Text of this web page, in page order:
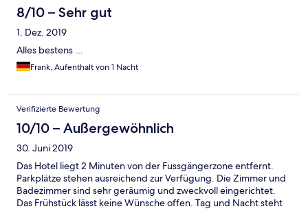
8/10 – Sehr gut
1. Dez. 2019
Alles bestens ...
Frank, Aufenthalt von 1 Nacht
Verifizierte Bewertung
10/10 – Außergewöhnlich
30. Juni 2019
Das Hotel liegt 2 Minuten von der Fussgängerzone entfernt.
Parkplätze stehen ausreichend zur Verfügung. Die Zimmer und
Badezimmer sind sehr geräumig und zweckvoll eingerichtet.
Das Frühstück lässt keine Wünsche offen. Tag und Nacht steht